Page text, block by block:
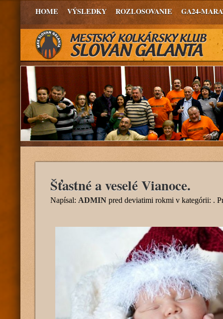
HOME VÝSLEDKY ROZLOSOVANIE GA24-
Šťastné a veselé Vianoce.
Napísal: ADMIN pred deviatimi rokmi v kategórii: .